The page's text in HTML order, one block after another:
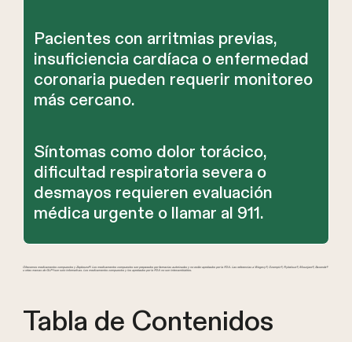
Pacientes con arritmias previas,
insuficiencia cardíaca o enfermedad
coronaria pueden requerir monitoreo
más cercano.
Síntomas como dolor torácico,
dificultad respiratoria severa o
desmayos requieren evaluación
médica urgente o llamar al 911.
Ofrecemos medicamentos compuestos y Zepbound®. Los medicamentos compuestos son preparados por farmacias autorizadas y no están aprobados por la FDA. Las referencias a Wegovy®, Ozempic®, Rybelsus®, Mounjaro®, Saxenda®
u otras marcas de GLP-1 son solo informativas. Los medicamentos compuestos y los aprobados por la FDA no son intercambiables.
Tabla de Contenidos